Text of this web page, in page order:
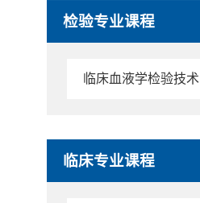
检验专业课程
临床血液学检验技术
临床专业课程